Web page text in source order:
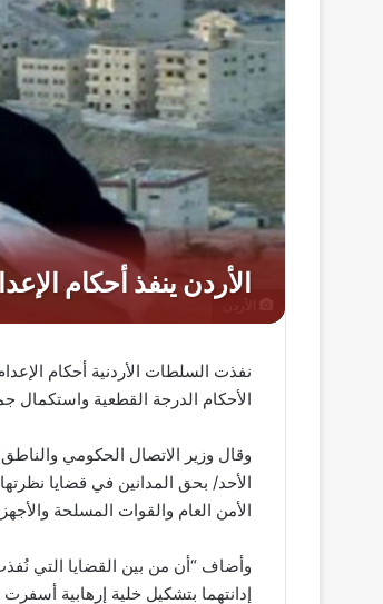
الأردن
نفذت السلطات الأردنية أحكام
الأحكام الدرجة القطعية واستكمال
وقال وزير الاتصال الحكومي
الأحد/ بحق المدانين في قضايا
الأمن العام والقوات المسلحة
إدانتهما بتشكيل خلية إرهابية